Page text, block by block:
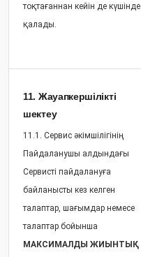
тоқтағаннан кейін де күшінде
қалады.
11. Жауапкершілікті
шектеу
11.1. Сервис әкімшілігінің
Пайдаланушы алдындағы
Сервисті пайдалануға
байланысты кез келген
талаптар, шағымдар немесе
талаптар бойынша
МАКСИМАЛДЫ ЖИЫНТЫҚ